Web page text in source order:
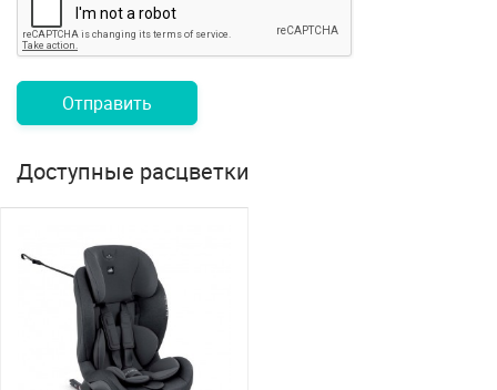
Отправить
Доступные расцветки